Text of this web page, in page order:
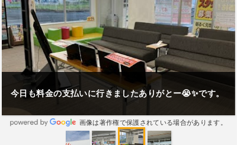
今日も料金の支払いに行きましたありがとー😭✨です。
画像は著作権で保護されている場合があります。